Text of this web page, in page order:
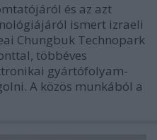
és az azt
ismert izraeli
Chungbuk Technopark
többéves
gyártófolyam-
A közös munkából a